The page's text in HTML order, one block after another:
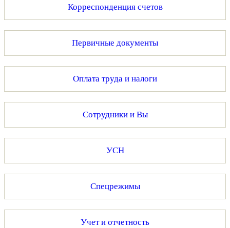
Корреспонденция счетов
Первичные документы
Оплата труда и налоги
Сотрудники и Вы
УСН
Спецрежимы
Учет и отчетность